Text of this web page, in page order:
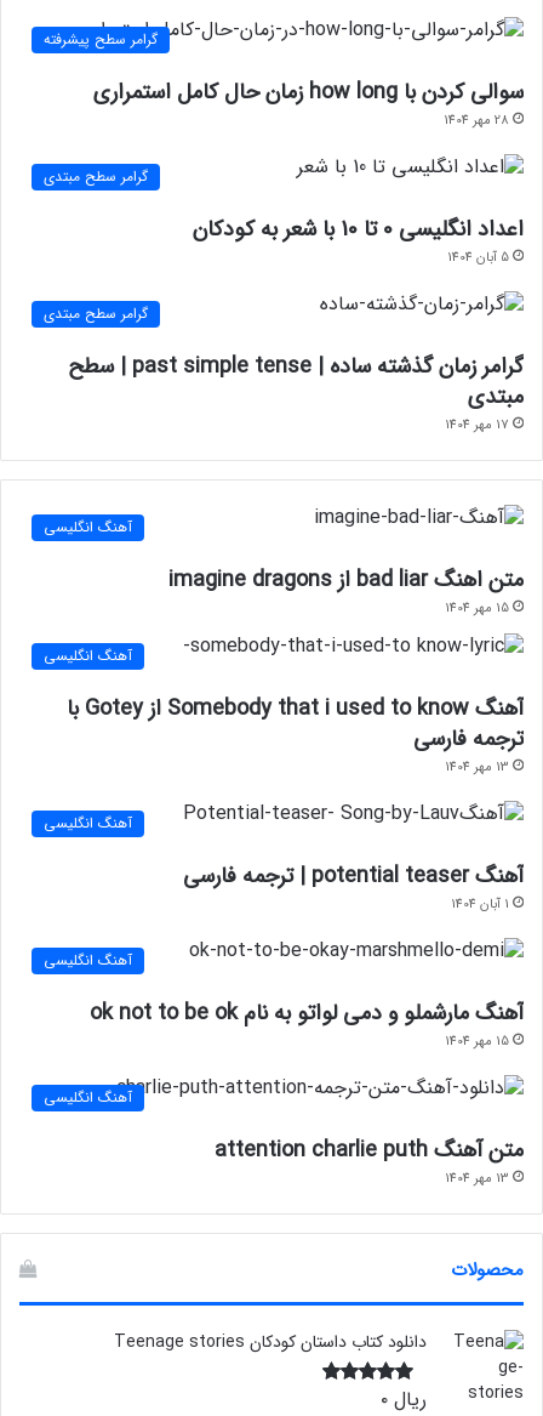
گرامر سطح پیشرفته
سوالی کردن با how long زمان حال کامل استمراری
28 مهر 1404
گرامر سطح مبتدی
اعداد انگلیسی 0 تا 10 با شعر به کودکان
5 آبان 1404
گرامر سطح مبتدی
گرامر زمان گذشته ساده | past simple tense | سطح
مبتدی
17 مهر 1404
آهنگ انگلیسی
متن اهنگ bad liar از imagine dragons
15 مهر 1404
آهنگ انگلیسی
آهنگ Somebody that i used to know از Gotey با
ترجمه فارسی
13 مهر 1404
آهنگ انگلیسی
آهنگ potential teaser | ترجمه فارسی
1 آبان 1404
آهنگ انگلیسی
آهنگ مارشملو و دمی لواتو به نام ok not to be ok
15 مهر 1404
آهنگ انگلیسی
متن آهنگ attention charlie puth
13 مهر 1404
محصولات
دانلود کتاب داستان کودکان Teenage stories
نمره
ریال